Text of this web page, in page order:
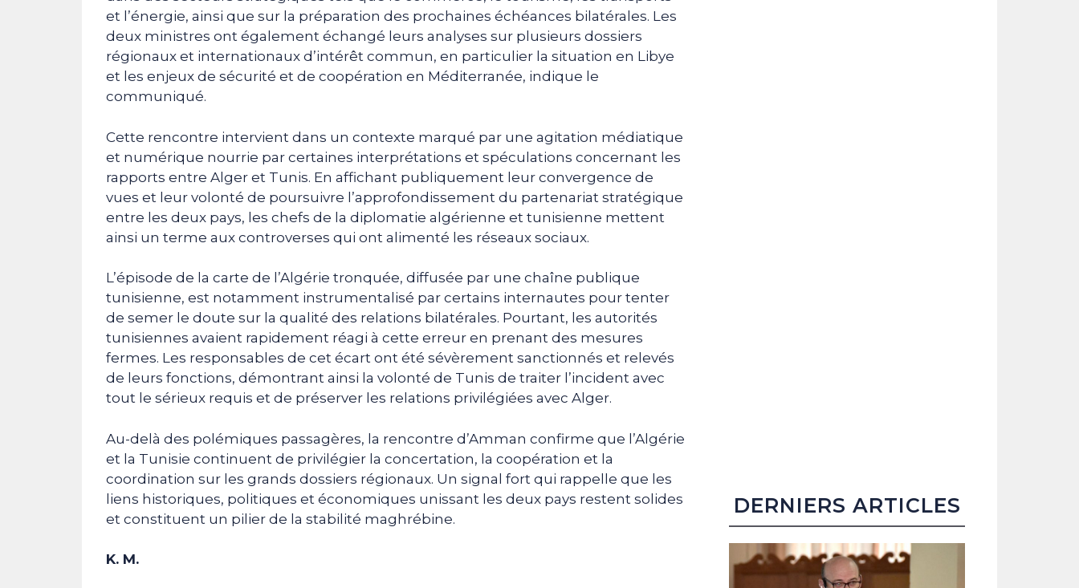
et l’énergie, ainsi que sur la préparation des prochaines échéances bilatérales. Les
deux ministres ont également échangé leurs analyses sur plusieurs dossiers
régionaux et internationaux d’intérêt commun, en particulier la situation en Libye
et les enjeux de sécurité et de coopération en Méditerranée, indique le
communiqué.
Cette rencontre intervient dans un contexte marqué par une agitation médiatique
et numérique nourrie par certaines interprétations et spéculations concernant les
rapports entre Alger et Tunis. En affichant publiquement leur convergence de
vues et leur volonté de poursuivre l’approfondissement du partenariat stratégique
entre les deux pays, les chefs de la diplomatie algérienne et tunisienne mettent
ainsi un terme aux controverses qui ont alimenté les réseaux sociaux.
L’épisode de la carte de l’Algérie tronquée, diffusée par une chaîne publique
tunisienne, est notamment instrumentalisé par certains internautes pour tenter
de semer le doute sur la qualité des relations bilatérales. Pourtant, les autorités
tunisiennes avaient rapidement réagi à cette erreur en prenant des mesures
fermes. Les responsables de cet écart ont été sévèrement sanctionnés et relevés
de leurs fonctions, démontrant ainsi la volonté de Tunis de traiter l’incident avec
tout le sérieux requis et de préserver les relations privilégiées avec Alger.
Au-delà des polémiques passagères, la rencontre d’Amman confirme que l’Algérie
et la Tunisie continuent de privilégier la concertation, la coopération et la
coordination sur les grands dossiers régionaux. Un signal fort qui rappelle que les
liens historiques, politiques et économiques unissant les deux pays restent solides
et constituent un pilier de la stabilité maghrébine.
K. M.
DERNIERS ARTICLES